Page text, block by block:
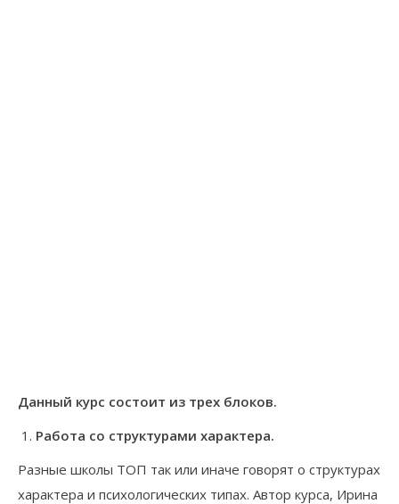
Данный курс состоит из трех блоков.
Работа со структурами характера.
Разные школы ТОП так или иначе говорят о структурах
характера и психологических типах. Автор курса, Ирина